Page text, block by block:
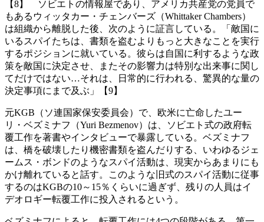
【8】 ソビエトの情報屋であり、アメリカ共産党の党員で
もあるウィッタカー・チェンバーズ（Whittaker Chambers）
は組織から離脱した後、次のように証言している。「敵国に
いるスパイたちは、書類を盗むよりもっと大きなことを実行
するポジションに就いている。彼らは自国に利するような政
策を敵国に決定させ、またその影響力は特別な出来事に関し
てだけではない…それは、日常的に行われる、驚異的な量の
決定事項にまで及ぶ」【9】
元KGB（ソ連国家保安委員会）で、欧米に亡命したユー
リ・ベズミナフ（Yuri Bezmenov）は、ソビエト式の政府転
覆工作を著書やインタビューで暴露している。ベズミナフ
は、橋を破壊したり機密書類を盗んだりする、いわゆるジェ
ームス・ボンドのようなスパイ活動は、現実からあまりにも
かけ離れていると話す。このような旧式のスパイ活動に従事
するのはKGBの10～15％くらいに過ぎず、残りの人員はイ
デオロギー転覆工作に投入されるという。